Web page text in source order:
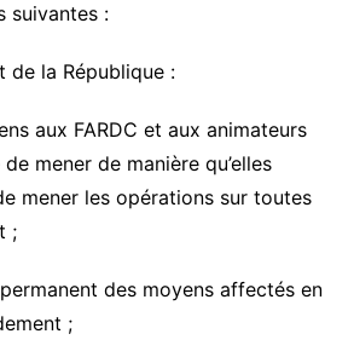
suivantes :
de la République :
aux FARDC et aux animateurs
mener de manière qu’elles
mener les opérations sur toutes
;
permanent des moyens affectés en
;